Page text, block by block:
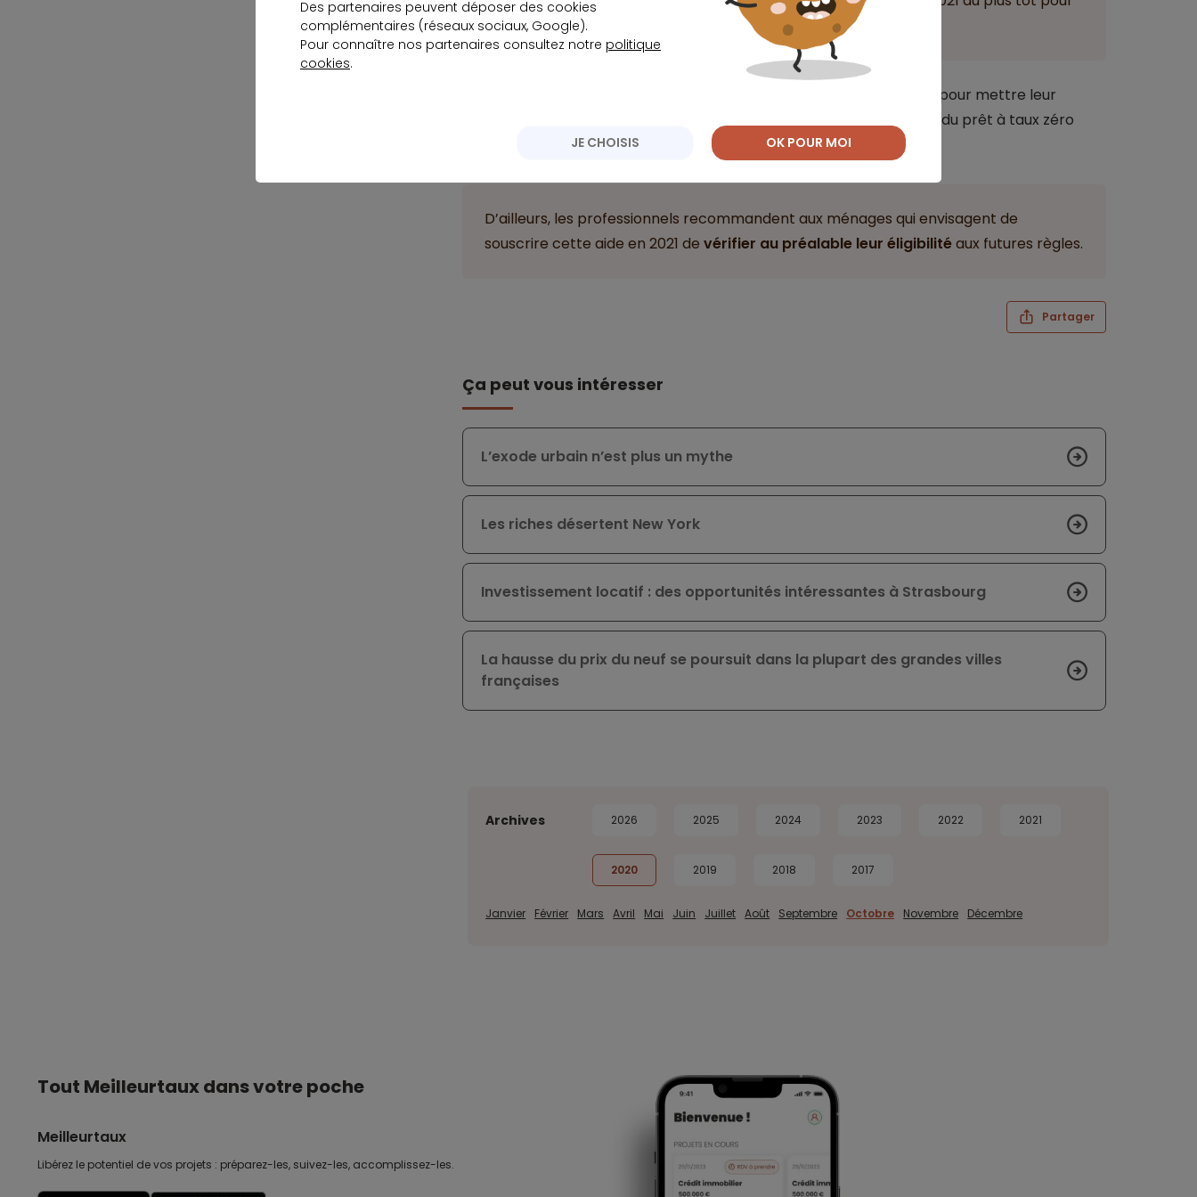
que les examens de dossiers reprennent.
En effet, les établissements prêteurs ont besoin d’un certain temps pour mettre leur
système informatique à jour suivant les nouvelles conditions d’octroi du prêt à taux zéro
applicables pour l’année.
D’ailleurs, les professionnels recommandent aux ménages qui envisagent de
souscrire cette aide en 2021 de vérifier au préalable leur éligibilitéaux futures règles.
Partager
Ça peut vous intéresser
L’exode urbain n’est plus un mythe
Les riches désertent New York
Investissement locatif : des opportunités intéressantes à Strasbourg
La hausse du prix du neuf se poursuit dans la plupart des grandes villes
françaises
Archives 2026 2025 2024 2023 2022 2021
2020 2019 2018 2017
Janvier Février Mars Avril Mai Juin Juillet Août Septembre Octobre Novembre Décembre
Tout Meilleurtaux dans votre poche
Meilleurtaux
Libérez le potentiel de vos projets : préparez-les, suivez-les, accomplissez-les.
Des partenaires peuvent déposer des cookies
complémentaires (réseaux sociaux, Google).
Pour connaître nos partenaires consultez notre politique
cookies.
JE CHOISIS OK POUR MOI